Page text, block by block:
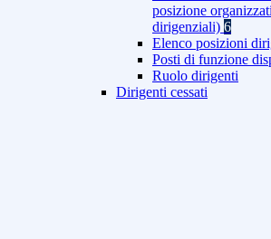
posizione
dirigenziali) 6
Elenco posizioni
Posti di funzione
Ruolo dirigenti
Dirigenti cessati